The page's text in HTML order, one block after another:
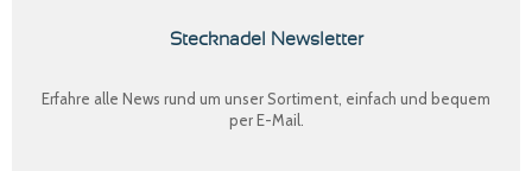
Stecknadel Newsletter
Erfahre alle News rund um unser Sortiment, einfach und bequem
per E-Mail.